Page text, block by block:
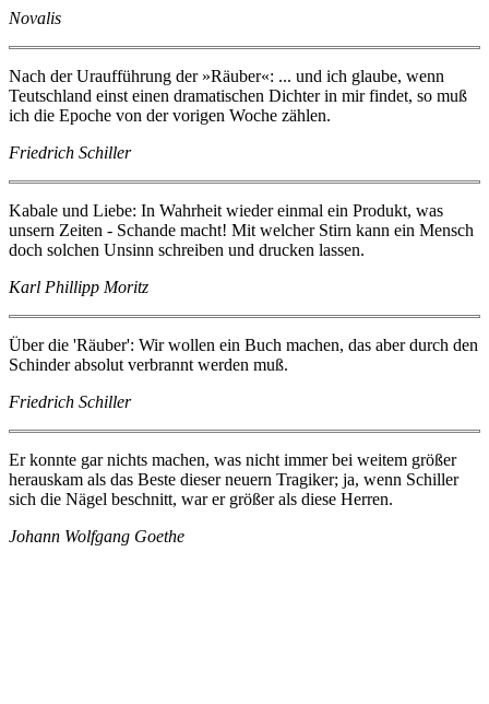
Novalis
Nach der Uraufführung der »Räuber«: ... und ich glaube, wenn
Teutschland einst einen dramatischen Dichter in mir findet, so muß
ich die Epoche von der vorigen Woche zählen.
Friedrich Schiller
Kabale und Liebe: In Wahrheit wieder einmal ein Produkt, was
unsern Zeiten - Schande macht! Mit welcher Stirn kann ein Mensch
doch solchen Unsinn schreiben und drucken lassen.
Karl Phillipp Moritz
Über die 'Räuber': Wir wollen ein Buch machen, das aber durch den
Schinder absolut verbrannt werden muß.
Friedrich Schiller
Er konnte gar nichts machen, was nicht immer bei weitem größer
herauskam als das Beste dieser neuern Tragiker; ja, wenn Schiller
sich die Nägel beschnitt, war er größer als diese Herren.
Johann Wolfgang Goethe